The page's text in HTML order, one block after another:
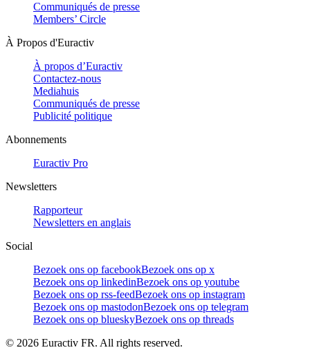
Communiqués de presse
Members’ Circle
À Propos d'Euractiv
À propos d’Euractiv
Contactez-nous
Mediahuis
Communiqués de presse
Publicité politique
Abonnements
Euractiv Pro
Newsletters
Rapporteur
Newsletters en anglais
Social
Bezoek ons op facebookBezoek ons op x
Bezoek ons op linkedinBezoek ons op youtube
Bezoek ons op rss-feedBezoek ons op instagram
Bezoek ons op mastodonBezoek ons op telegram
Bezoek ons op blueskyBezoek ons op threads
© 2026 Euractiv FR. All rights reserved.